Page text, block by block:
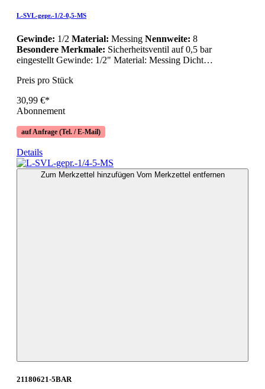
L-SVL-gepr.-1/2-0,5-MS
Gewinde: 1/2 Material: Messing Nennweite: 8
Besondere Merkmale: Sicherheitsventil auf 0,5 bar
eingestellt Gewinde: 1/2" Material: Messing Dicht…
Preis pro Stück
30,99 €*
Abonnement
auf Anfrage (Tel. / E-Mail)
Details
Zum Merkzettel hinzufügen Vom Merkzettel entfernen
21180621-5BAR